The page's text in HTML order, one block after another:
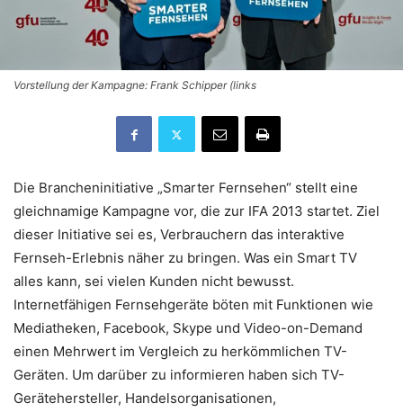
Vorstellung der Kampagne: Frank Schipper (links
Die Brancheninitiative „Smarter Fernsehen“ stellt eine
gleichnamige Kampagne vor, die zur IFA 2013 startet. Ziel
dieser Initiative sei es, Verbrauchern das interaktive
Fernseh-Erlebnis näher zu bringen. Was ein Smart TV
alles kann, sei vielen Kunden nicht bewusst.
Internetfähigen Fernsehgeräte böten mit Funktionen wie
Mediatheken, Facebook, Skype und Video-on-Demand
einen Mehrwert im Vergleich zu herkömmlichen TV-
Geräten. Um darüber zu informieren haben sich TV-
Gerätehersteller, Handelsorganisationen,